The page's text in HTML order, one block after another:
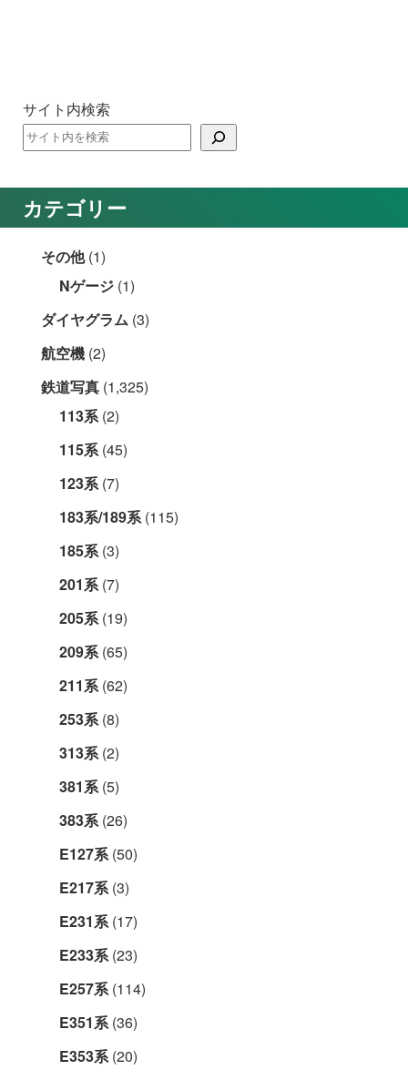
サイト内検索
カテゴリー
その他(1)
Nゲージ (1)
ダイヤグラム (3)
航空機 (2)
鉄道写真 (1,325)
113系(2)
115系(45)
123系(7)
183系/189系(115)
185系(3)
201系(7)
205系(19)
209系(65)
211系(62)
253系(8)
313系(2)
381系(5)
383系(26)
E127系(50)
E217系(3)
E231系(17)
E233系(23)
E257系(114)
E351系(36)
E353系(20)